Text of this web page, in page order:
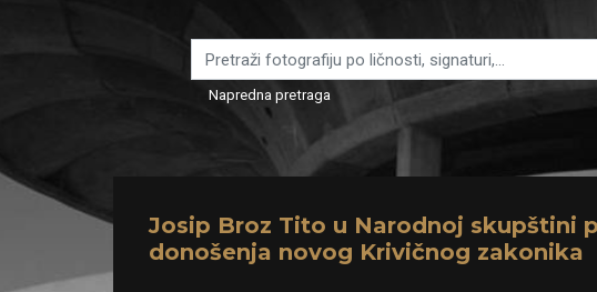
Napredna pretraga
Josip Broz Tito u Narodnoj skupštini
donošenja novog Krivičnog zakonika